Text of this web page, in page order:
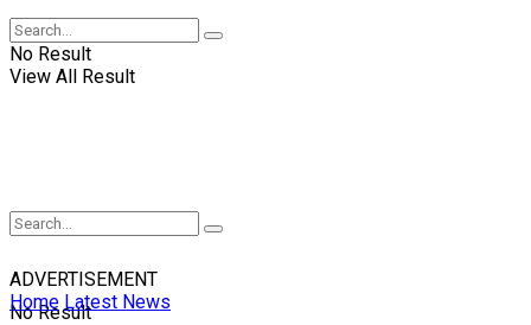
No Result
View All Result
No Result
ADVERTISEMENT
Home Latest News